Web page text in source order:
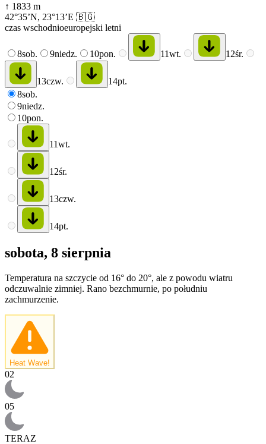
↑ 1833 m
42°35’N, 23°13’E 🇧🇬
czas wschodnioeuropejski letni
8sob. 9niedz. 10pon. 11wt. 12śr.
13czw. 14pt.
8sob.
9niedz.
10pon.
11wt.
12śr.
13czw.
14pt.
sobota, 8 sierpnia
Temperatura na szczycie od 16° do 20°, ale z powodu wiatru
odczuwalnie zimniej. Rano bezchmurnie, po południu
zachmurzenie.
Heat Wave!
02
05
TERAZ